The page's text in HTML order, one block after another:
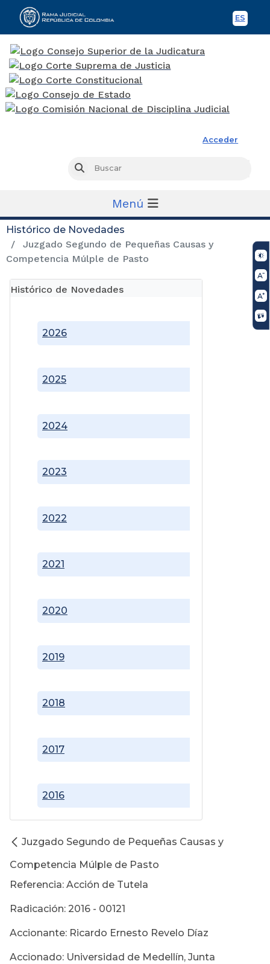
ES
Acceder
Buscar
Menú
Histórico de Novedades
Juzgado Segundo de Pequeñas Causas y
Competencia Múlple de Pasto
Histórico de Novedades
2016
2017
2018
2019
2020
2021
2022
2023
2024
2025
2026
Juzgado Segundo de Pequeñas Causas y
Competencia Múlple de Pasto
Referencia: Acción de Tutela
Radicación: 2016 - 00121
Accionante: Ricardo Ernesto Revelo Díaz
Accionado: Universidad de Medellín, Junta